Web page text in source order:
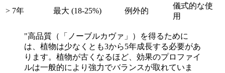
> 7年 最大 (18-25%) 例外的
儀式的な使
用
"高品質（「ノーブルカヴァ」）を得るために
は、植物は少なくとも3から5年成長する必要があ
ります。植物が古くなるほど、効果のプロファイ
ルは一般的により強力でバランスが取れていま